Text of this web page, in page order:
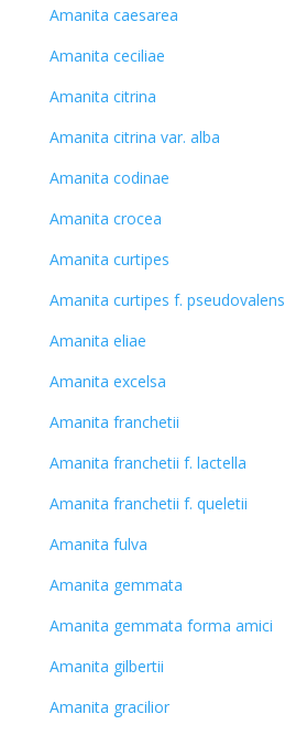
Amanita caesarea
Amanita ceciliae
Amanita citrina
Amanita citrina var. alba
Amanita codinae
Amanita crocea
Amanita curtipes
Amanita curtipes f. pseudovalens
Amanita eliae
Amanita excelsa
Amanita franchetii
Amanita franchetii f. lactella
Amanita franchetii f. queletii
Amanita fulva
Amanita gemmata
Amanita gemmata forma amici
Amanita gilbertii
Amanita gracilior